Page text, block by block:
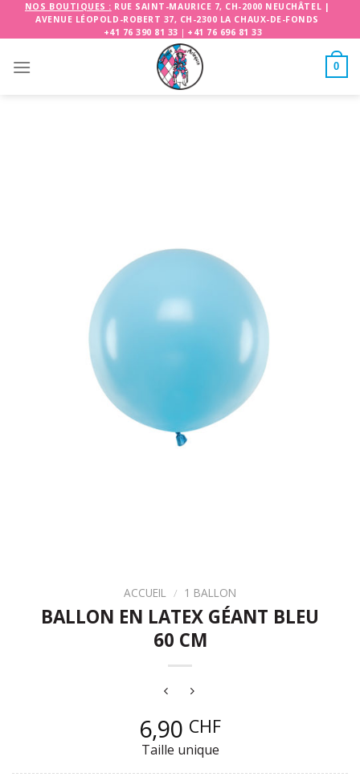
NOS BOUTIQUES : RUE SAINT-MAURICE 7, CH-2000 NEUCHÂTEL |
AVENUE LÉOPOLD-ROBERT 37, CH-2300 LA CHAUX-DE-FONDS
+41 76 390 81 33 | +41 76 696 81 33
0
ACCUEIL / 1 BALLON
BALLON EN LATEX GÉANT BLEU
60 CM
6,90 CHF
Taille unique